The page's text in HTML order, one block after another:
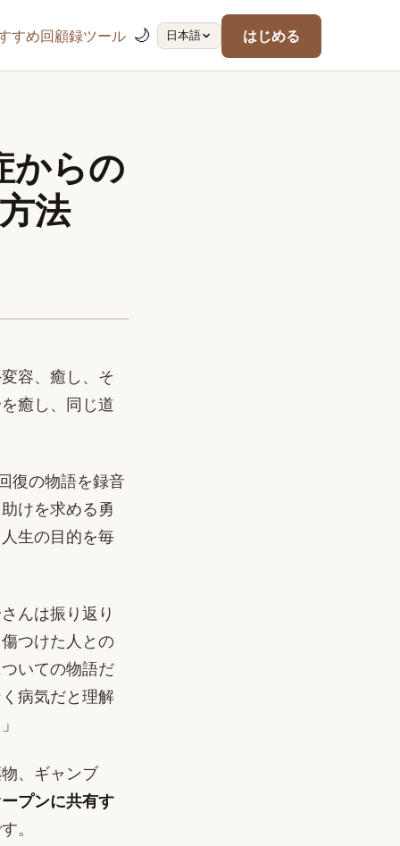
すめ回顧録ツール 🌙 日本語 はじめる
からの
法
容、癒し、そ
癒し、同じ道
復の物語を録音
けを求める勇
生の目的を毎
んは振り返り
つけた人との
いての物語だ
病気だと理解
、ギャンブ
プンに共有す
。